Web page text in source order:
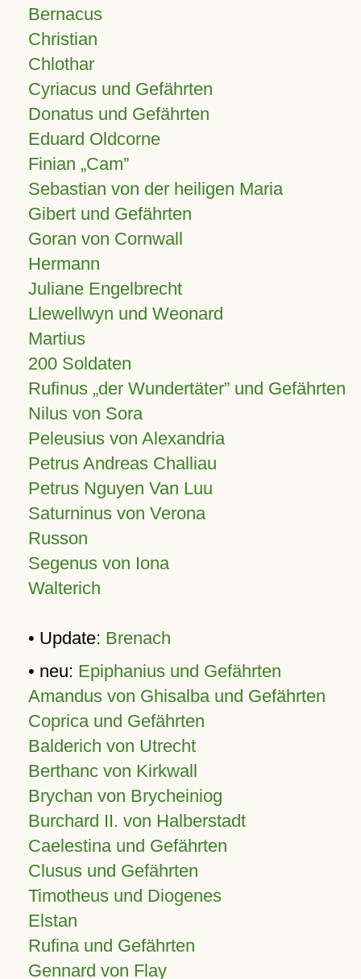
Bernacus
Christian
Chlothar
Cyriacus und Gefährten
Donatus und Gefährten
Eduard Oldcorne
Finian Cam
Sebastian von der heiligen Maria
Gibert und Gefährten
Goran von Cornwall
Hermann
Juliane Engelbrecht
Llewellwyn und Weonard
Martius
200 Soldaten
Rufinus „der Wundertäter” und Gefährten
Nilus von Sora
Peleusius von Alexandria
Petrus Andreas Challiau
Petrus Nguyen Van Luu
Saturninus von Verona
Russon
Segenus von Iona
Walterich
• Update: Brenach
• neu: Epiphanius und Gefährten
Amandus von Ghisalba und Gefährten
Coprica und Gefährten
Balderich von Utrecht
Berthanc von Kirkwall
Brychan von Brycheiniog
Burchard II. von Halberstadt
Caelestina und Gefährten
Clusus und Gefährten
Timotheus und Diogenes
Elstan
Rufina und Gefährten
Gennard von Flay